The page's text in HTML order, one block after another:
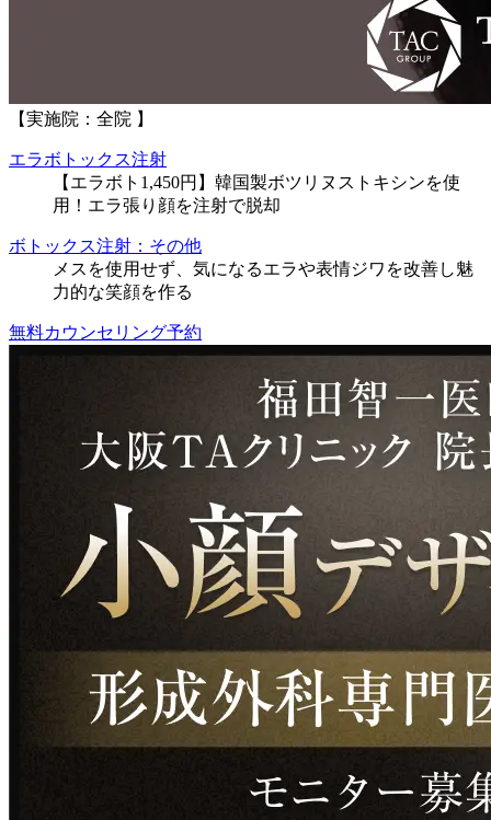
【実施院：全院 】
エラボトックス注射
【エラボト1,450円】韓国製ボツリヌストキシンを使
用！エラ張り顔を注射で脱却
ボトックス注射：その他
メスを使用せず、気になるエラや表情ジワを改善し魅
力的な笑顔を作る
無料カウンセリング予約